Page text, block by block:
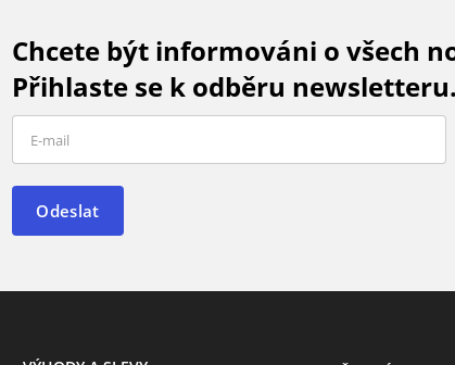
Chcete být informováni o všech
Přihlaste se k odběru newsletteru.
Odeslat